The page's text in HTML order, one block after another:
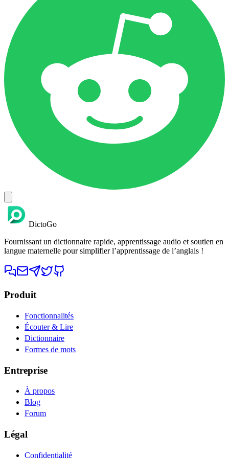
DictoGo
Fournissant un dictionnaire rapide, apprentissage audio et soutien en
langue maternelle pour simplifier l’apprentissage de l’anglais !
Produit
Fonctionnalités
Écouter & Lire
Dictionnaire
Formes de mots
Entreprise
À propos
Blog
Forum
Légal
Confidentialité